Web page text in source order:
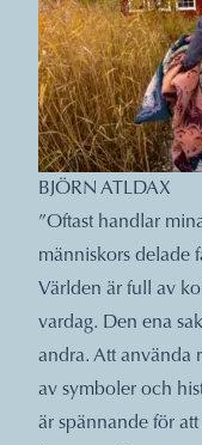
BJÖRN ATLDAX
”Oftast handlar
människors delade
Världen är full av
vardag. Den ena
andra. Att använda
av symboler och
är spännande för